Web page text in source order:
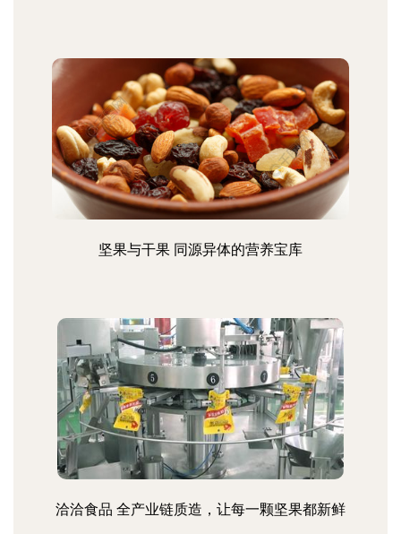
坚果与干果 同源异体的营养宝库
洽洽食品 全产业链质造，让每一颗坚果都新鲜